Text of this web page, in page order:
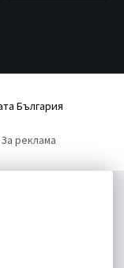
България
За реклама